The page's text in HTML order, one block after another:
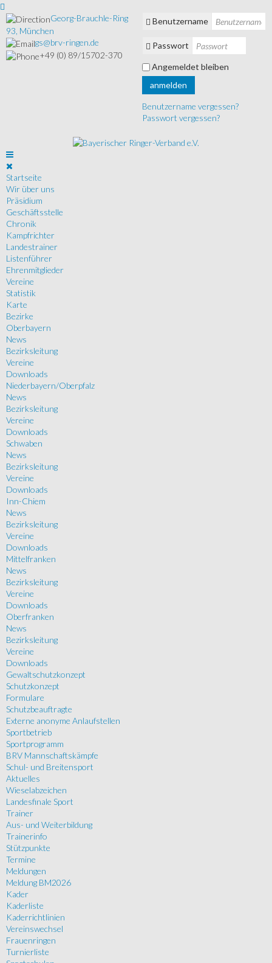
Georg-Brauchle-Ring
93, München
gs@brv-ringen.de
+49 (0) 89/15702-370
Benutzername
Passwort
Angemeldet bleiben
anmelden
Benutzername vergessen?
Passwort vergessen?
Startseite
Wir über uns
Präsidium
Geschäftsstelle
Chronik
Kampfrichter
Landestrainer
Listenführer
Ehrenmitglieder
Vereine
Statistik
Karte
Bezirke
Oberbayern
News
Bezirksleitung
Vereine
Downloads
Niederbayern/Oberpfalz
News
Bezirksleitung
Vereine
Downloads
Schwaben
News
Bezirksleitung
Vereine
Downloads
Inn-Chiem
News
Bezirksleitung
Vereine
Downloads
Mittelfranken
News
Bezirksleitung
Vereine
Downloads
Oberfranken
News
Bezirksleitung
Vereine
Downloads
Gewaltschutzkonzept
Schutzkonzept
Formulare
Schutzbeauftragte
Externe anonyme Anlaufstellen
Sportbetrieb
Sportprogramm
BRV Mannschaftskämpfe
Schul- und Breitensport
Aktuelles
Wieselabzeichen
Landesfinale Sport
Trainer
Aus- und Weiterbildung
Trainerinfo
Stützpunkte
Termine
Meldungen
Meldung BM2026
Kader
Kaderliste
Kaderrichtlinien
Vereinswechsel
Frauenringen
Turnierliste